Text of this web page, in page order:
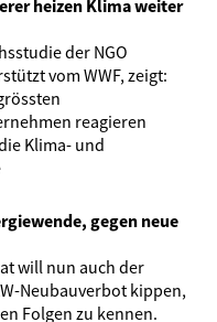
heizen Klima weiter
der NGO
vom WWF, zeigt:
reagieren
Klima- und
gegen neue
will nun auch der
Neubauverbot kippen,
Folgen zu kennen.